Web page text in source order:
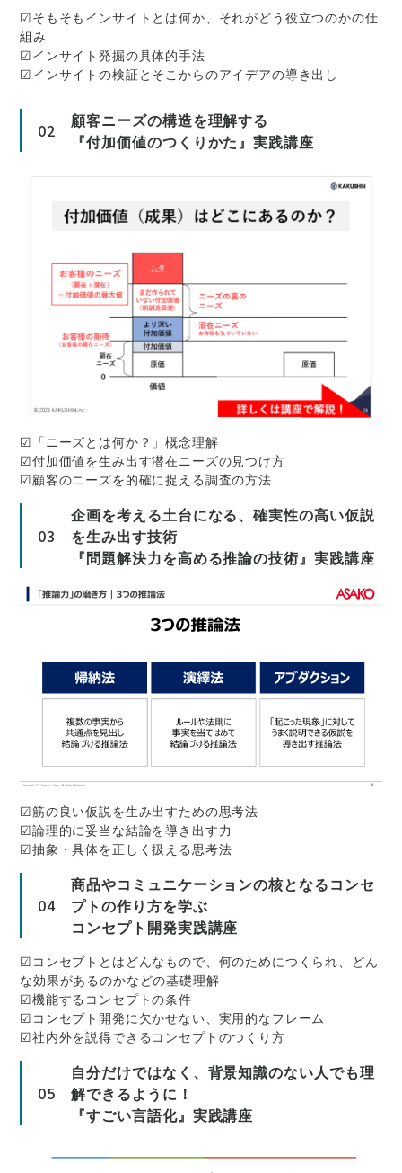
☑そもそもインサイトとは何か、それがどう役立つのかの仕
組み
☑インサイト発掘の具体的手法
☑インサイトの検証とそこからのアイデアの導き出し
02 顧客ニーズの構造を理解する
『付加価値のつくりかた』実践講座
☑「ニーズとは何か？」概念理解
☑付加価値を生み出す潜在ニーズの見つけ方
☑顧客のニーズを的確に捉える調査の方法
03
企画を考える土台になる、確実性の高い仮説
を生み出す技術
『問題解決力を高める推論の技術』実践講座
☑筋の良い仮説を生み出すための思考法
☑論理的に妥当な結論を導き出す力
☑抽象・具体を正しく扱える思考法
04
商品やコミュニケーションの核となるコンセ
プトの作り方を学ぶ
コンセプト開発実践講座
☑コンセプトとはどんなもので、何のためにつくられ、どん
な効果があるのかなどの基礎理解
☑機能するコンセプトの条件
☑コンセプト開発に欠かせない、実用的なフレーム
☑社内外を説得できるコンセプトのつくり方
05
自分だけではなく、背景知識のない人でも理
解できるように！
『すごい言語化』実践講座